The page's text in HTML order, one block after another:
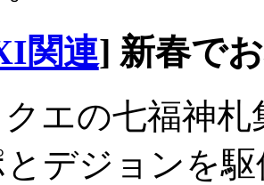
関連] 新春で
エの七福神札
デジョンを